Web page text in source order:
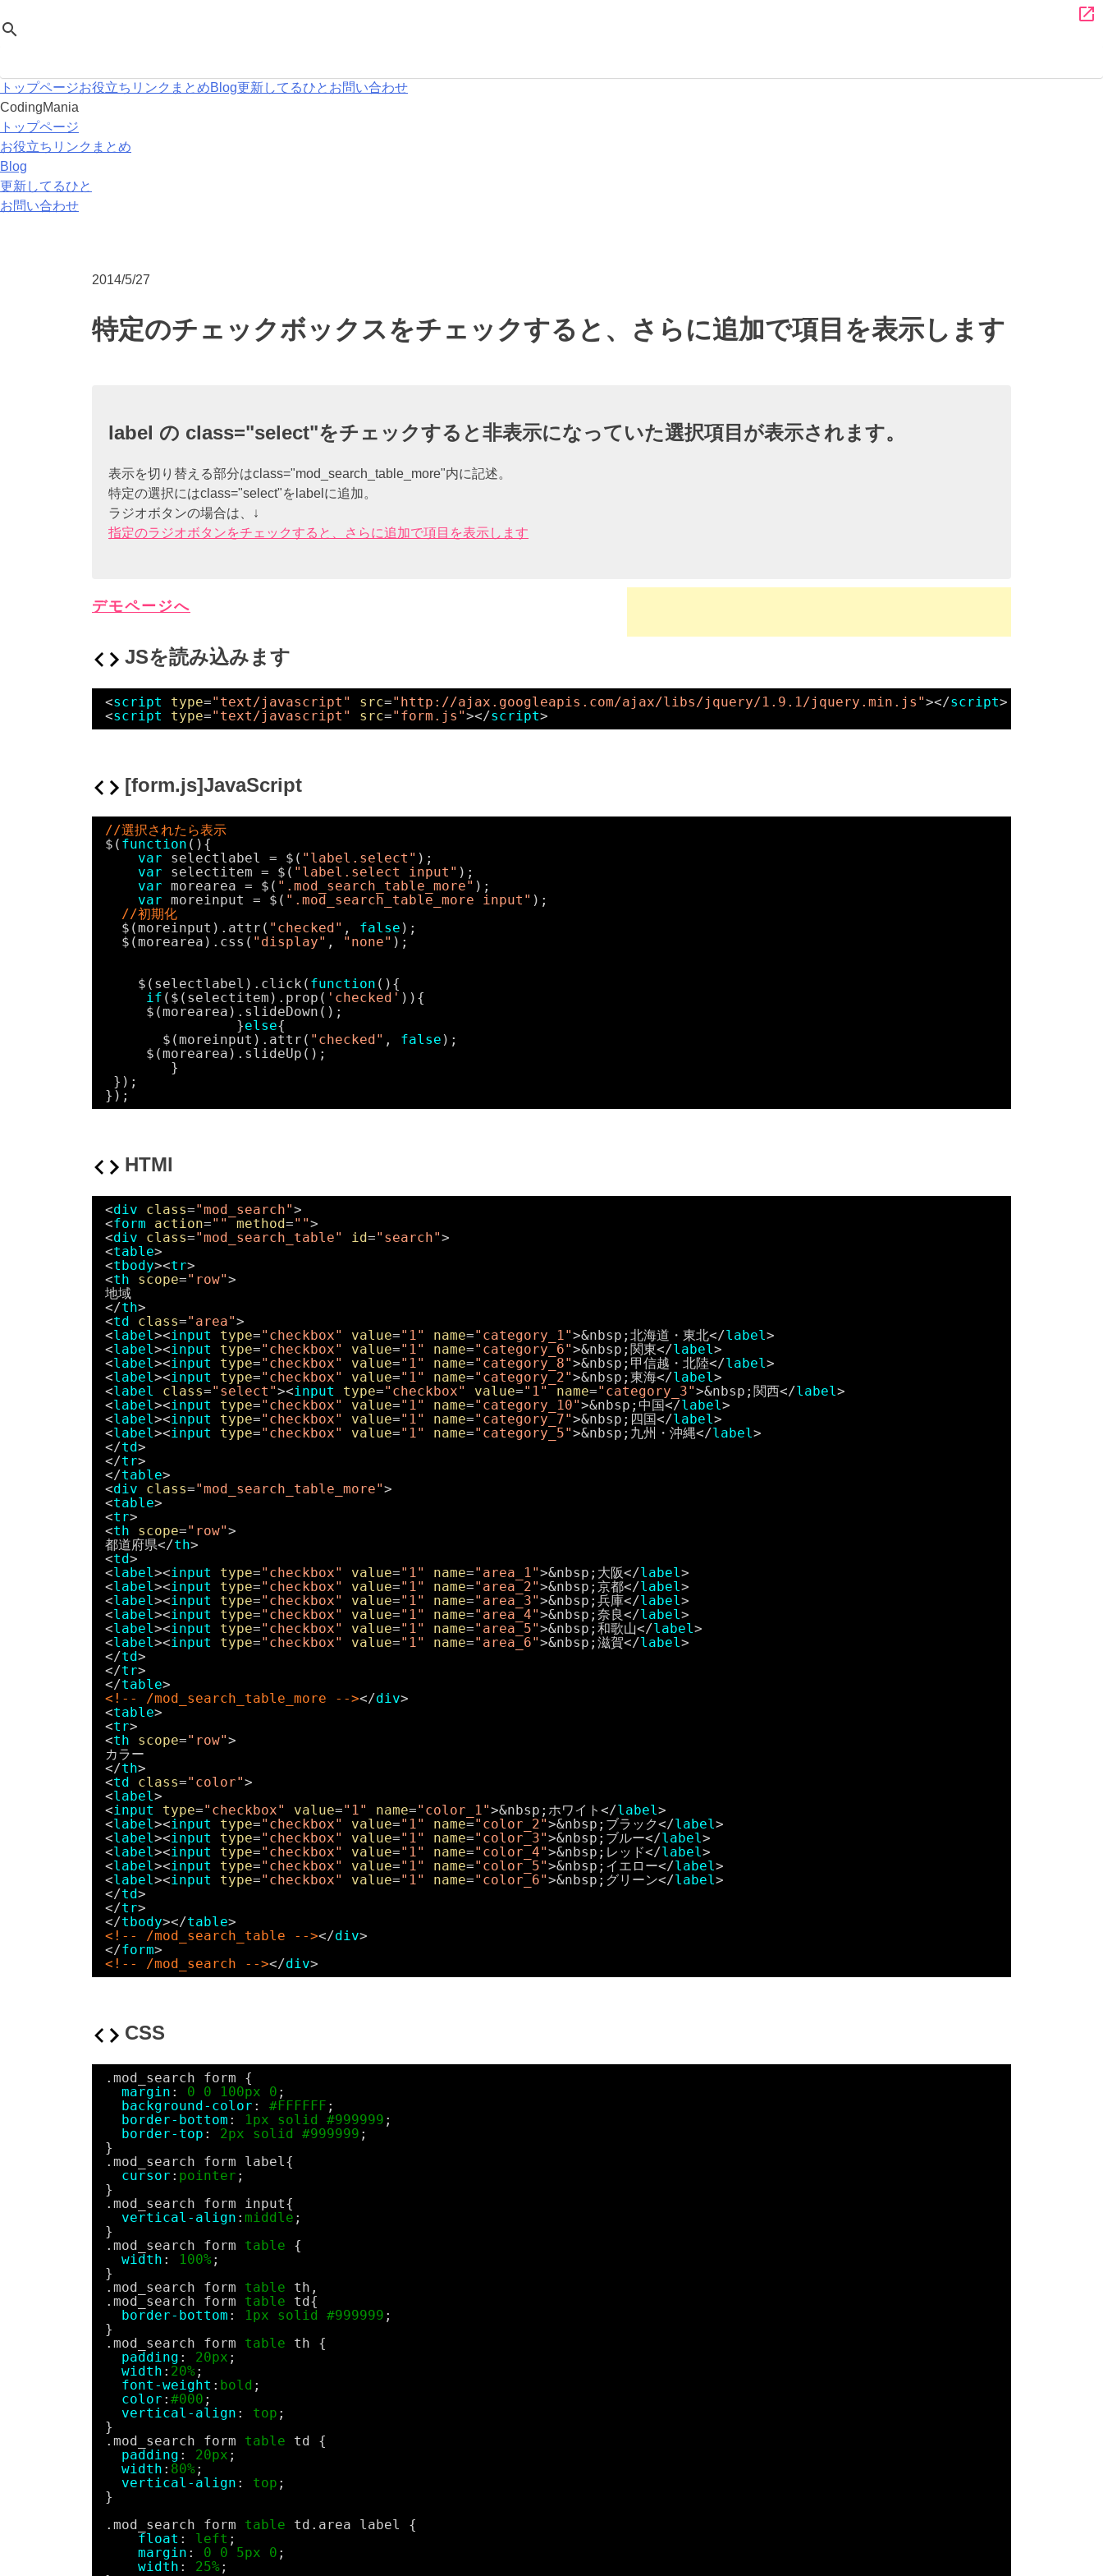
to
search
トップページお役立ちリンクまとめBlog更新してるひと お問い合わせ
CodingMania
トップページ
お役立ちリンクまとめ
Blog
更新してるひと
お問い合わせ
2014/5/27
特定のチェックボックスをチェックすると、さらに追加で項目を表示します
label の class="select"をチェックすると非表示になっていた選択項目が表示されます。
表示を切り替える部分はclass="mod_search_table_more"内に記述。
特定の選択にはclass="select"をlabelに追加。
ラジオボタンの場合は、↓
指定のラジオボタンをチェックすると、さらに追加で項目を表示します
デモページへ
open_in_new
JSを読み込みます
<script type="text/javascript" src="http://ajax.googleapis.com/ajax/libs/jquery/1.9.1/jquery.min.js"></script>
<script type="text/javascript" src="form.js"></script>
[form.js]JavaScript
//選択されたら表示
$( function (){
var
selectlabel = $( "label.select" );
var
selectitem = $( "label.select input" );
var morearea = $( ".mod_search_table_more" );
var moreinput = $( ".mod_search_table_more input" );
//初期化
$(moreinput).attr( "checked" , false );
$(morearea).css( "display" , "none" );
$(selectlabel).click( function (){
if ($(selectitem).prop( 'checked' )){
$(morearea).slideDown();
}else{
$(moreinput).attr( "checked" , false );
$(morearea).slideUp();
}
});
});
HTMl
<div class="mod_search">
<form action="" method="">
<div class="mod_search_table" id="search">
<table>
<tbody><tr>
<th scope="row">
地域
</th>
<td class="area">
<label><input type="checkbox" value="1" name="category_1">&nbsp;北海道・東北</label>
<label><input type="checkbox" value="1" name="category_6">&nbsp;関東</label>
<label><input type="checkbox" value="1" name="category_8">&nbsp;甲信越・北陸</label>
<label><input type="checkbox" value="1" name="category_2">&nbsp;東海</label>
<label class="select"><input type="checkbox" value="1" name="category_3">&nbsp;関西</label>
<label><input type="checkbox" value="1" name="category_10">&nbsp;中国</label>
<label><input type="checkbox" value="1" name="category_7">&nbsp;四国</label>
<label><input type="checkbox" value="1" name="category_5">&nbsp;九州・沖縄</label>
</td>
</tr>
</table>
<div class="mod_search_table_more">
<table>
<tr>
<th scope="row">
都道府県</th>
<td>
<label><input type="checkbox" value="1" name="area_1">&nbsp;大阪</label>
<label><input type="checkbox" value="1" name="area_2">&nbsp;京都</label>
<label><input type="checkbox" value="1" name="area_3">&nbsp;兵庫</label>
<label><input type="checkbox" value="1" name="area_4">&nbsp;奈良</label>
<label><input type="checkbox" value="1" name="area_5">&nbsp;和歌山</label>
<label><input type="checkbox" value="1" name="area_6">&nbsp;滋賀</label>
</td>
</tr>
</table>
<!-- /mod_search_table_more --></div>
<table>
<tr>
<th scope="row">
カラー
</th>
<td class="color">
<label>
<input type="checkbox" value="1" name="color_1">&nbsp;ホワイト</label>
<label><input type="checkbox" value="1" name="color_2">&nbsp;ブラック</label>
<label><input type="checkbox" value="1" name="color_3">&nbsp;ブルー</label>
<label><input type="checkbox" value="1" name="color_4">&nbsp;レッド</label>
<label><input type="checkbox" value="1" name="color_5">&nbsp;イエロー</label>
<label><input type="checkbox" value="1" name="color_6">&nbsp;グリーン</label>
</td>
</tr>
</tbody></table>
<!-- /mod_search_table --></div>
</form>
<!-- /mod_search --></div>
CSS
.mod_search form {
margin : 0 0 100px 0 ;
background-color : #FFFFFF ;
border-bottom : 1px solid #999999 ;
border-top : 2px solid #999999 ;
}
.mod_search form label{
cursor : pointer ;
}
.mod_search form input{
vertical-align : middle ;
}
.mod_search form table
{
width : 100%;
}
.mod_search form table
th,
.mod_search form table
td{
border-bottom : 1px solid #999999 ;
}
.mod_search form table
th {
padding : 20px ;
width : 20%;
font-weight : bold ;
color : #000 ;
vertical-align : top ;
}
.mod_search form table
td {
padding : 20px ;
width : 80%;
vertical-align : top ;
}
.mod_search form table
td.area label {
float : left ;
margin : 0 0 5px 0 ;
width : 25%;